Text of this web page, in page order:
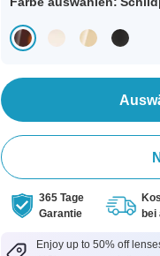
365 Tage
Garantie
bei
Enjoy up to 50% off